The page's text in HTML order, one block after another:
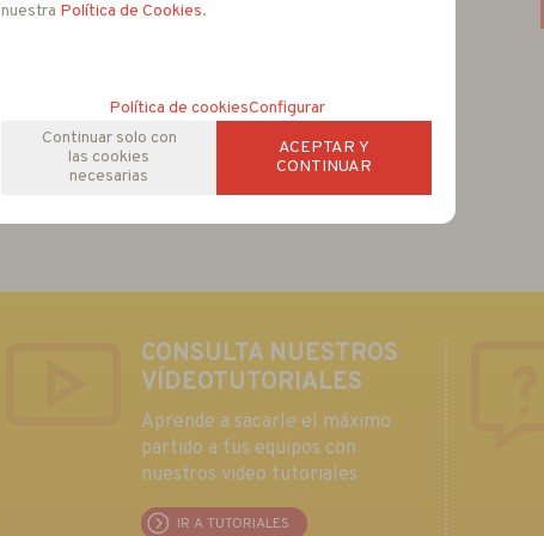
CONSULTA NUESTROS
VÍDEOTUTORIALES
Aprende a sacarle el máximo
partido a tus equipos con
nuestros video tutoriales
IR A TUTORIALES
nuestra Política de Cookies.
Política de cookiesConfigurar
Continuar solo con
las cookies
necesarias
ACEPTAR Y
CONTINUAR